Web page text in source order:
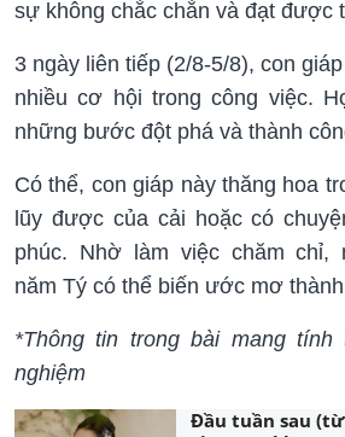
sự không chắc chắn và đạt được
3 ngày liên tiếp (2/8-5/8), con
nhiều cơ hội trong công việc.
những bước đột phá và thành
Có thể, con giáp này thăng hoa
lũy được của cải hoặc có
phúc. Nhờ làm việc chăm chỉ,
năm Tý có thể biến ước mơ
*Thông tin trong bài mang tính
nghiệm
Đầu tuần sau (từ